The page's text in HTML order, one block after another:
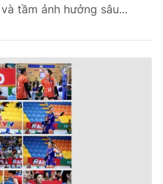
tầm ảnh hưởng sâu...